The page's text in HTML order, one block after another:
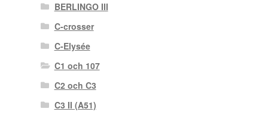
BERLINGO III
C-crosser
C-Elysée
C1 och 107
C2 och C3
C3 II (A51)